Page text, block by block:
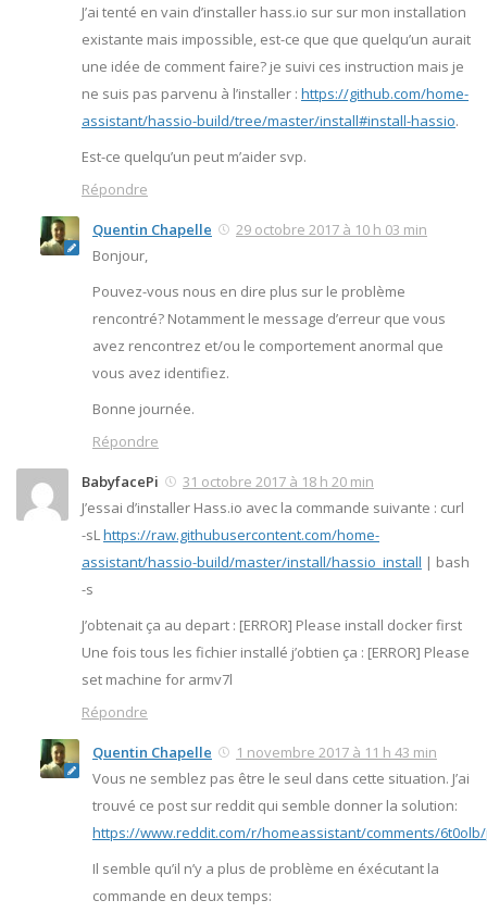
J’ai tenté en vain d’installer hass.io sur sur mon installation
existante mais impossible, est-ce que que quelqu’un aurait
une idée de comment faire? je suivi ces instruction mais je
ne suis pas parvenu à l’installer : https://github.com/home-
assistant/hassio-build/tree/master/install#install-hassio.
Est-ce quelqu’un peut m’aider svp.
Répondre
Quentin Chapelle
29 octobre 2017 à 10 h 03 min
Bonjour,
Pouvez-vous nous en dire plus sur le problème
rencontré? Notamment le message d’erreur que vous
avez rencontrez et/ou le comportement anormal que
vous avez identifiez.
Bonne journée.
Répondre
BabyfacePi
31 octobre 2017 à 18 h 20 min
J’essai d’installer Hass.io avec la commande suivante : curl
-sLhttps://raw.githubusercontent.com/home-
assistant/hassio-build/master/install/hassio_install | bash
-s
J’obtenait ça au depart : [ERROR] Please install docker first
Une fois tous les fichier installé j’obtien ça : [ERROR] Please
set machine for armv7l
Répondre
Quentin Chapelle
1 novembre 2017 à 11 h 43 min
Vous ne semblez pas être le seul dans cette situation. J’ai
trouvé ce post sur reddit qui semble donner la solution:
https://www.reddit.com/r/homeassistant/comments/
Il semble qu’il n’y a plus de problème en éxécutant la
commande en deux temps: